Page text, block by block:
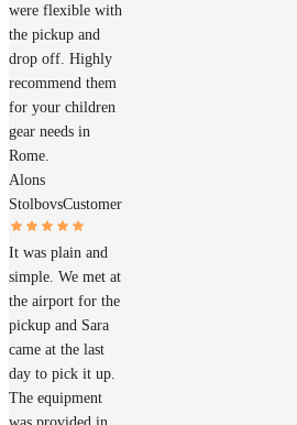
were flexible with
the pickup and
drop off. Highly
recommend them
for your children
gear needs in
Rome.
Alons
StolbovsCustomer
It was plain and
simple. We met at
the airport for the
pickup and Sara
came at the last
day to pick it up.
The equipment